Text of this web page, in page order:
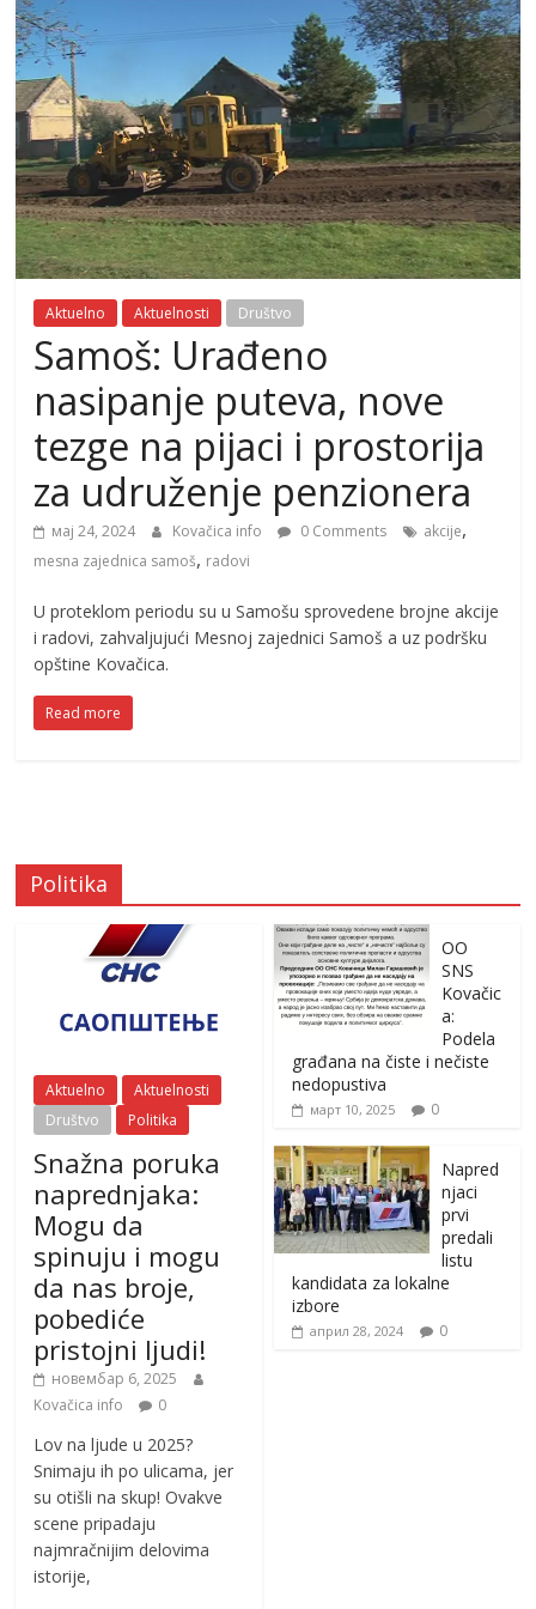
Aktuelno Aktuelnosti Društvo
Samoš: Urađeno
nasipanje puteva, nove
tezge na pijaci i prostorija
za udruženje penzionera
мај 24, 2024 Kovačica info 0 Comments akcije,
mesna zajednica samoš, radovi
U proteklom periodu su u Samošu sprovedene brojne akcije
i radovi, zahvaljujući Mesnoj zajednici Samoš a uz podršku
opštine Kovačica.
Read more
Politika
Aktuelno
Aktuelnosti
Društvo
Politika
Snažna poruka
naprednjaka:
Mogu da
spinuju i mogu
da nas broje,
pobediće
pristojni ljudi!
новембар 6, 2025
Kovačica info
0
Lov na ljude u 2025?
Snimaju ih po ulicama, jer
su otišli na skup! Ovakve
scene pripadaju
najmračnijim delovima
istorije,
OO
SNS
Kovačic
a:
Podela
građana na čiste i nečiste
nedopustiva
март 10, 2025 0
Napred
njaci
prvi
predali
listu
kandidata za lokalne
izbore
април 28, 2024 0